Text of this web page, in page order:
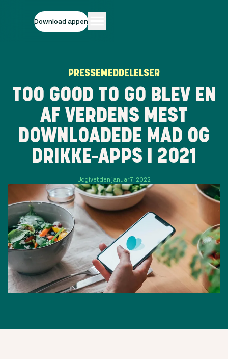
Download appen
PRESSEMEDDELELSER
TOO GOOD TO GO BLEV EN
AF VERDENS MEST
DOWNLOADEDE MAD OG
DRIKKE-APPS I 2021
Udgivet den januar 7, 2022